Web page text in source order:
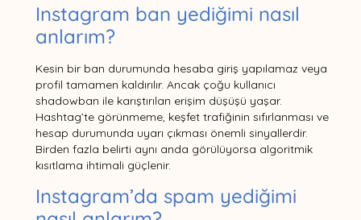
Instagram ban yediğimi nasıl
anlarım?
Kesin bir ban durumunda hesaba giriş yapılamaz veya
profil tamamen kaldırılır. Ancak çoğu kullanıcı
shadowban ile karıştırılan erişim düşüşü yaşar.
Hashtag’te görünmeme, keşfet trafiğinin sıfırlanması ve
hesap durumunda uyarı çıkması önemli sinyallerdir.
Birden fazla belirti aynı anda görülüyorsa algoritmik
kısıtlama ihtimali güçlenir.
Instagram’da spam yediğimi